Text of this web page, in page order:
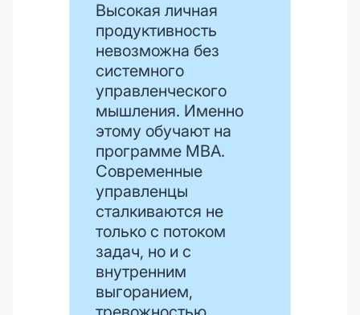
Высокая личная
продуктивность
невозможна без
системного
управленческого
мышления. Именно
этому обучают на
программе MBA.
Современные
управленцы
сталкиваются не
только с потоком
задач, но и с
внутренним
выгоранием,